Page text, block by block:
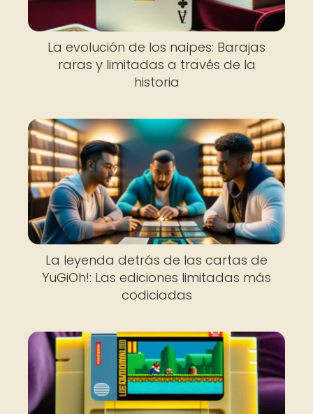
La evolución de los naipes: Barajas
raras y limitadas a través de la
historia
La leyenda detrás de las cartas de
YuGiOh!: Las ediciones limitadas más
codiciadas